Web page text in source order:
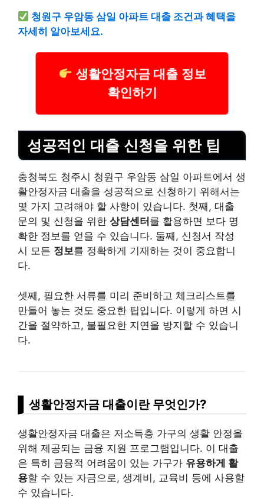
청원구 우암동 삼일 아파트 대출 조건과 혜택을
자세히 알아보세요.
생활안정자금 대출 정보
확인하기
성공적인 대출 신청을 위한 팁
충청북도 청주시 청원구 우암동 삼일 아파트에서 생
활안정자금 대출을 성공적으로 신청하기 위해서는
몇 가지 고려해야 할 사항이 있습니다. 첫째, 대출
문의 및 신청을 위한 상담센터 를 활용하면 보다 명
확한 정보를 얻을 수 있습니다. 둘째, 신청서 작성
시 모든 정보를 정확하게 기재하는 것이 중요합니
다.
셋째, 필요한 서류를 미리 준비하고 체크리스트를
만들어 놓는 것도 중요한 팁입니다. 이렇게 하면 시
간을 절약하고, 불필요한 지연을 방지할 수 있습니
다.
생활안정자금 대출이란 무엇인가?
생활안정자금 대출은 저소득층 가구의 생활 안정을
위해 제공되는 금융 지원 프로그램입니다. 이 대출
은 특히 금융적 어려움이 있는 가구가 유용하게 활
용할 수 있는 자금으로, 생계비, 교육비 등에 사용할
수 있습니다.